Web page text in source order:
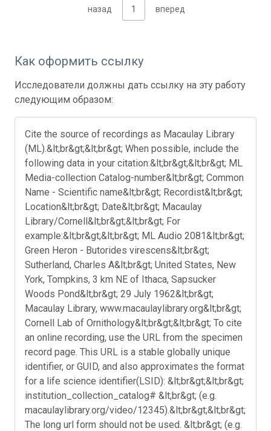
назад 1 вперед
Как оформить ссылку
Исследователи должны дать ссылку на эту работу
следующим образом:
Cite the source of recordings as Macaulay Library
(ML).&lt;br&gt;&lt;br&gt; When possible, include the
following data in your citation:&lt;br&gt;&lt;br&gt; ML
Media-collection Catalog-number&lt;br&gt; Common
Name - Scientific name&lt;br&gt; Recordist&lt;br&gt;
Location&lt;br&gt; Date&lt;br&gt; Macaulay
Library/Cornell&lt;br&gt;&lt;br&gt; For
example:&lt;br&gt;&lt;br&gt; ML Audio 2081&lt;br&gt;
Green Heron - Butorides virescens&lt;br&gt;
Sutherland, Charles A&lt;br&gt; United States, New
York, Tompkins, 3 km NE of Ithaca, Sapsucker
Woods Pond&lt;br&gt; 29 July 1962&lt;br&gt;
Macaulay Library, www.macaulaylibrary.org&lt;br&gt;
Cornell Lab of Ornithology&lt;br&gt;&lt;br&gt; To cite
an online recording, use the URL from the specimen
record page. This URL is a stable globally unique
identifier, or GUID, and also approximates the format
for a life science identifier(LSID): &lt;br&gt;&lt;br&gt;
institution_collection_catalog# &lt;br&gt; (e.g.
macaulaylibrary.org/video/12345).&lt;br&gt;&lt;br&gt;
The long url form should not be used. &lt;br&gt; (e.g.